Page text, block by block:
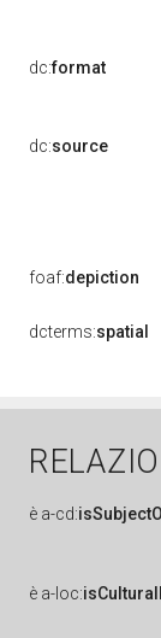
dc:format
dc:source
foaf:depiction
dcterms:spatial
è a-cd:
è a-loc: